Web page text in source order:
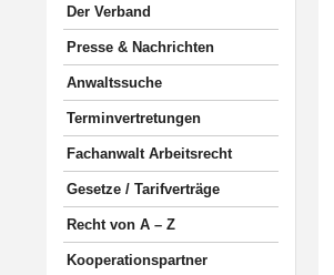
Der Verband
Presse & Nachrichten
Anwaltssuche
Terminvertretungen
Fachanwalt Arbeitsrecht
Gesetze / Tarifverträge
Recht von A – Z
Kooperationspartner